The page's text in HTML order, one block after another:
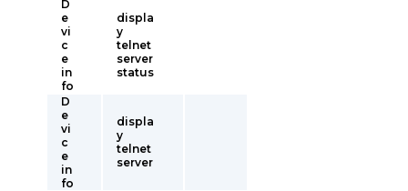
D
e
vi
c
e
in
fo
displa
y
telnet
server
status
D
e
vi
c
e
in
fo
displa
y
telnet
server